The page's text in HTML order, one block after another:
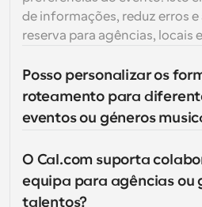
de informações, reduz erros
reserva para agências, locais
Posso personalizar os
roteamento para
eventos ou géneros
O Cal.com suporta
equipa para agências ou
talentos?